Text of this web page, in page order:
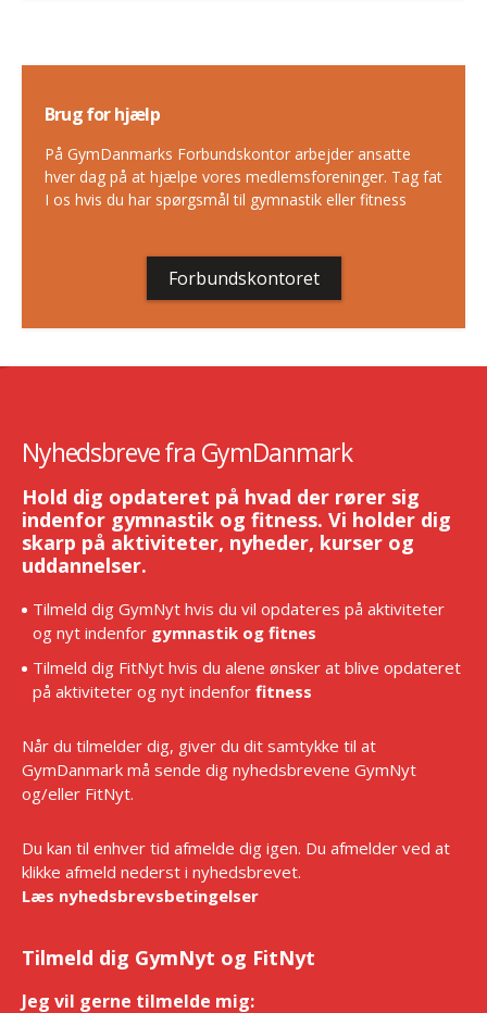
Brug for hjælp
På GymDanmarks Forbundskontor arbejder ansatte
hver dag på at hjælpe vores medlemsforeninger. Tag fat
I os hvis du har spørgsmål til gymnastik eller fitness
Forbundskontoret
Nyhedsbreve fra GymDanmark
Hold dig opdateret på hvad der rører sig
indenfor gymnastik og fitness. Vi holder dig
skarp på aktiviteter, nyheder, kurser og
uddannelser.
Tilmeld dig GymNyt hvis du vil opdateres på aktiviteter
og nyt indenfor gymnastik og fitnes
Tilmeld dig FitNyt hvis du alene ønsker at blive opdateret
på aktiviteter og nyt indenfor fitness
Når du tilmelder dig, giver du dit samtykke til at
GymDanmark må sende dig nyhedsbrevene GymNyt
og/eller FitNyt.
Du kan til enhver tid afmelde dig igen. Du afmelder ved at
klikke afmeld nederst i nyhedsbrevet.
Læs nyhedsbrevsbetingelser
Tilmeld dig GymNyt og FitNyt
Jeg vil gerne tilmelde mig: